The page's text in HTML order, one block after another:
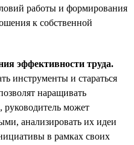
работы и формирования
к собственной
эффективности труда.
инструменты и стараться
наращивать
руководитель может
анализировать их идеи
в рамках своих